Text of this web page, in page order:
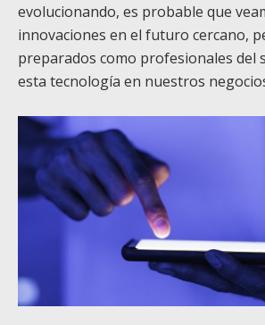
evolucionando, es probable que
innovaciones en el futuro cercano,
preparados como profesionales del
esta tecnología en nuestros